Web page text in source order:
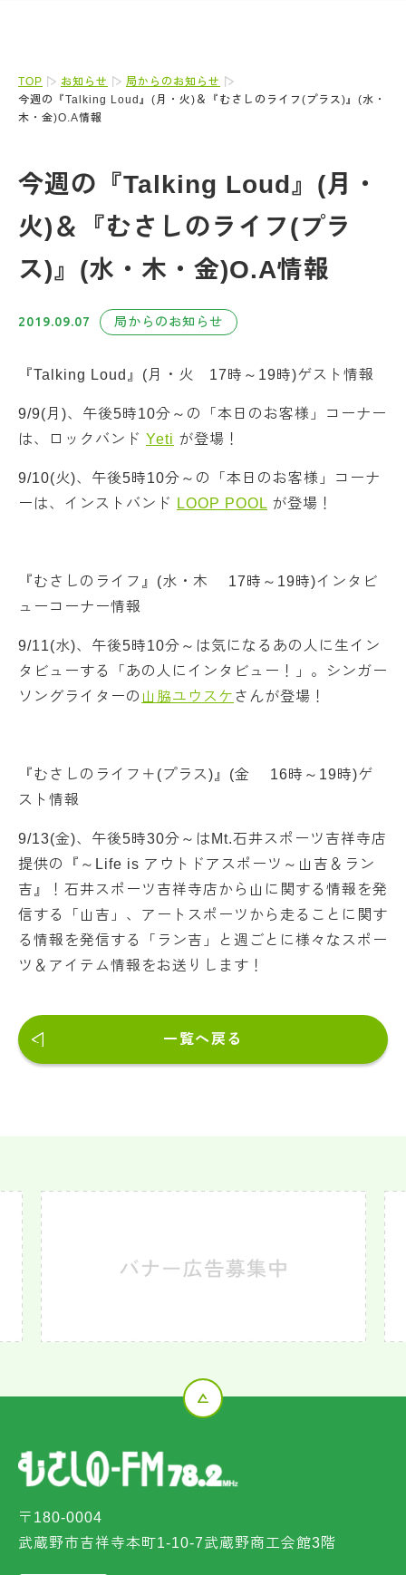
TOP お知らせ
局からのお知らせ
今週の『Talking Loud』(月・火)＆『むさしのライフ(プラス)』(水・
木・金)O.A情報
今週の『Talking Loud』(月・
火)＆『むさしのライフ(プラ
ス)』(水・木・金)O.A情報
2019.09.07 局からのお知らせ
『Talking Loud』(月・火 17時～19時)ゲスト情報
9/9(月)、午後5時10分～の「本日のお客様」コーナー
は、ロックバンド Yeti が登場！
9/10(火)、午後5時10分～の「本日のお客様」コーナ
ーは、インストバンド
LOOP POOL が登場！
『むさしのライフ』(水・木 17時～19時)インタビ
ューコーナー情報
9/11(水)、午後5時10分～は気になるあの人に生イン
タビューする「あの人にインタビュー！」。シンガー
ソングライターの 山脇ユウスケ さんが登場！
『むさしのライフ＋(プラス)』(金 16時～19時)ゲ
スト情報
9/13(金)、午後5時30分～はMt.石井スポーツ吉祥寺店
提供の『～Life is アウトドアスポーツ～山吉＆ラン
吉』！石井スポーツ吉祥寺店から山に関する情報を発
信する「山吉」、アートスポーツから走ることに関す
る情報を発信する「ラン吉」と週ごとに様々なスポー
ツ＆アイテム情報をお送りします！
一覧へ戻る
〒180-0004
武蔵野市吉祥寺本町1-10-7武蔵野商工会館3階